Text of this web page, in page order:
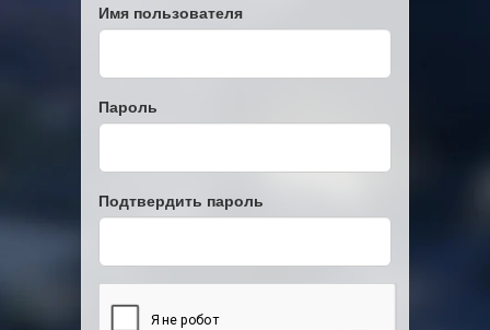
Имя пользователя
Пароль
Подтвердить пароль